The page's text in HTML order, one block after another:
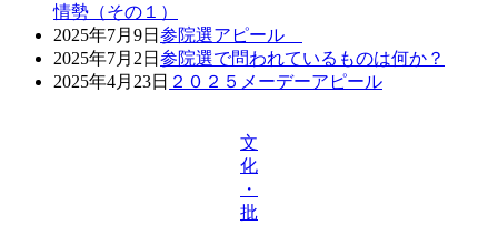
情勢（その１）
2025年7月9日 参院選アピール
2025年7月2日 参院選で問われているものは何か？
2025年4月23日 ２０２５メーデーアピール
文
化
・
批